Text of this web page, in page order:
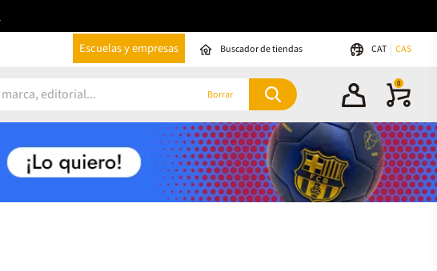
Escuelas y empresas Buscador de tiendas CAT CAS
Borrar
0